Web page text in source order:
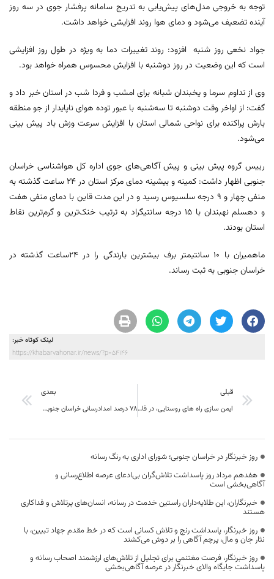
توجه به خروجی مدل‌های پیش‌یابی به تدریج سامانه پرفشار جوی در سه روز
آینده تضعیف می‌شود و دمای هوا روند افزایشی خواهد داشت.
جواد نخعی روز شنبه افزود: روند تغییرات دما به ویژه در طول روز افزایشی
است که این وضعیت در روز دوشنبه با افزایش محسوس همراه خواهد بود.
وی از تداوم سرما و یخبندان شبانه برای امشب و فردا شب در استان خبر داد و
گفت: از اواخر وقت دوشنبه تا سه‌شنبه با عبور توده هوای ناپایدار از جو منطقه
بارش پراکنده برای نواحی شمالی استان با افزایش سرعت وزش باد پیش بینی
می‌شود.
رییس گروه پیش بینی و پیش آگاهی‌های جوی اداره کل هواشناسی خراسان
جنوبی اظهار داشت: کمینه و بیشینه دمای مرکز استان در ۲۴ ساعت گذشته به
منفی چهار و ۹ درجه سلسیوس رسید و در این مدت قاین با دمای منفی هفت
و دهسلم نهبندان با ۱۵ درجه سانتیگراد به ترتیب خنک‌ترین و گرم‌ترین نقاط
استان بودند.
ماهمیران با ۱۰ سانتیمتر برف بیشترین بارندگی را در ۲۴ساعت گذشته در
خراسان جنوبی به ثبت رساند.
لینک کوتاه خبر:
https://khabarvahonar.ir/news/?p=54146
قبلی
ایمن سازی راه های روستایی، در قالب طرح مشترک راهداری و پلیس راه خراسان جنوبی
بعدی
۷۸ درصد امدادرسانی خراسان جنوبی مربوط به حوادث جاده‌ای است
روز خبرنگار در خراسان جنوبی؛ شورای اداری به رنگ رسانه
هفدهم مرداد روز پاسداشت تلاش‌گران بی‌ادعای عرصه اطلاع‌رسانی و
آگاهی‌بخشی است
خبرنگاران، این طلایه‌داران راستین خدمت در رسانه، انسان‌های پرتلاش و فداکاری
هستند
روز خبرنگار، پاسداشت رنج و تلاش کسانی است که در خط مقدم جهاد تبیین، با
نثار جان و مال، پرچم آگاهی را بر دوش می‌کشند
روز خبرنگار، فرصت مغتنمی برای تجلیل از تلاش‌های ارزشمند اصحاب رسانه و
پاسداشت جایگاه والای خبرنگار در عرصه آگاهی‌بخشی